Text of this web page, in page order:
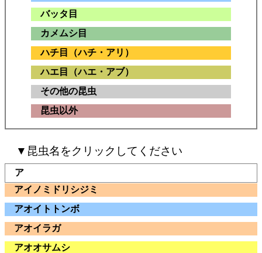
バッタ目
カメムシ目
ハチ目（ハチ・アリ）
ハエ目（ハエ・アブ）
その他の昆虫
昆虫以外
▼昆虫名をクリックしてください
ア
アイノミドリシジミ
アオイトトンボ
アオイラガ
アオオサムシ